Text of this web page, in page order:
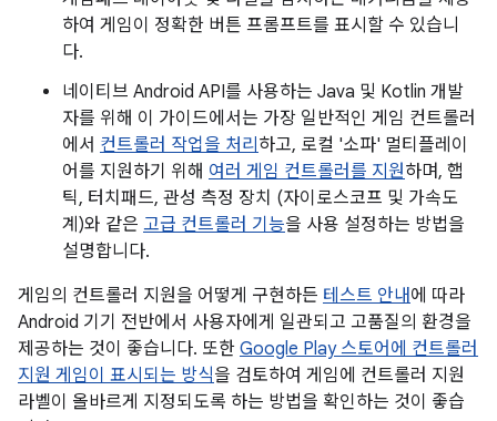
하여 게임이 정확한 버튼 프롬프트를 표시할 수 있습니
다.
네이티브 Android API를 사용하는 Java 및 Kotlin 개발
자를 위해 이 가이드에서는 가장 일반적인 게임 컨트롤러
에서 컨트롤러 작업을 처리 하고, 로컬 '소파' 멀티플레이
어를 지원하기 위해 여러 게임 컨트롤러를 지원하며, 햅
틱, 터치패드, 관성 측정 장치 (자이로스코프 및 가속도
계)와 같은 고급 컨트롤러 기능을 사용 설정하는 방법을
설명합니다.
게임의 컨트롤러 지원을 어떻게 구현하든 테스트 안내 에 따라
Android 기기 전반에서 사용자에게 일관되고 고품질의 환경을
제공하는 것이 좋습니다. 또한 Google Play 스토어에 컨트롤러
지원 게임이 표시되는 방식을 검토하여 게임에 컨트롤러 지원
라벨이 올바르게 지정되도록 하는 방법을 확인하는 것이 좋습